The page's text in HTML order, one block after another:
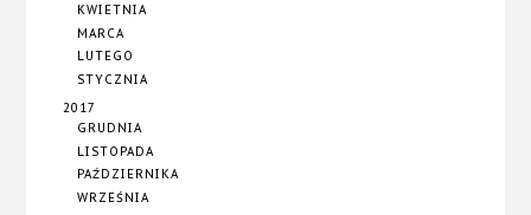
KWIETNIA
MARCA
LUTEGO
STYCZNIA
2017
GRUDNIA
LISTOPADA
PAŹDZIERNIKA
WRZEŚNIA